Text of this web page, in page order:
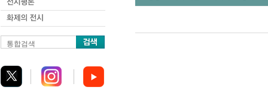
통합검색